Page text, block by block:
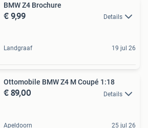
BMW Z4 Brochure
€ 9,99 Details
Landgraaf 19 jul 26
Ottomobile BMW Z4 M Coupé 1:18
€ 89,00 Details
Apeldoorn 25 jul 26